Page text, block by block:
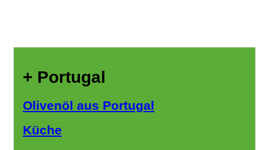
+ Portugal
Olivenöl aus Portugal
Küche